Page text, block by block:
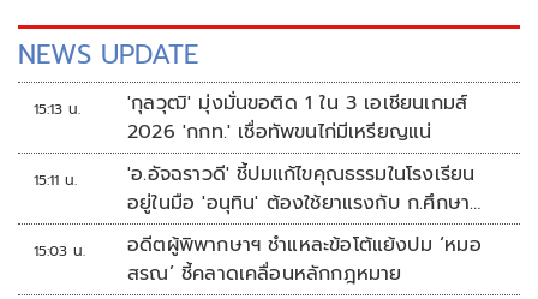
NEWS UPDATE
15:13 น.
'กุลวุฒิ' มุ่งมั่นขอติด 1 ใน 3 เอเชียนเกมส์
2026 'กกท.' เชื่อทัพขนไก่มีเหรียญแน่
15:11 น.
'อ.อัจฉราวดี' ชี้ปมแก้ไขคุณธรรมในโรงเรียน
อยู่ในมือ 'อนุทิน' ต้องใช้ยาแรงกับ ก.ศึกษา
เรื่องปืนแค่ปลายเหตุ
15:03 น.
อดีตผู้พิพากษาฯ ชำแหละข้อโต้แย้งปม ‘หมอ
สรณ’ ชี้คลาดเคลื่อนหลักกฎหมาย